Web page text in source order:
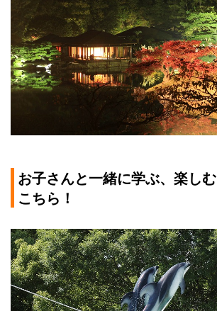
お子さんと一緒に学ぶ、楽し
こちら！